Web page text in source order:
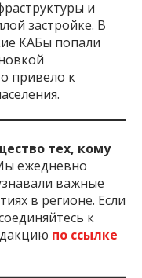
и
застройке. В
КАБы попали
привело к
тех, кому
ежедневно
важные
в регионе. Если
к
по ссылке